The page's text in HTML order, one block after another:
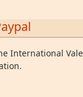
International